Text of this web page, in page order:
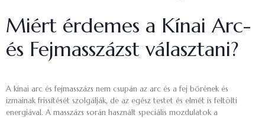
Miért érdemes a Kínai Arc-
és Fejmasszázst választani?
A kínai arc és fejmasszázs nem csupán az arc és a fej bőrének és
izmainak frissítését szolgálják, de az egész testet és elmét is feltölti
energiával. A masszázs során használt speciális mozdulatok a